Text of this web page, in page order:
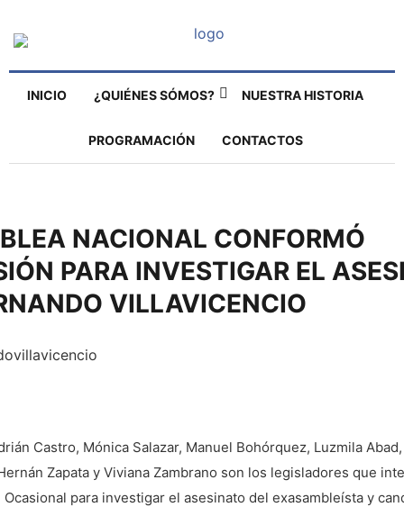
INICIO ¿QUIÉNES SÓMOS? NUESTRA HISTORIA
PROGRAMACIÓN CONTACTOS
NACIONAL CONFORMÓ
PARA INVESTIGAR EL
VILLAVICENCIO
Castro, Mónica Salazar, Manuel Bohórquez, Luzmila
Zapata y Viviana Zambrano son los legisladores que
para investigar el asesinato del exasambleísta y